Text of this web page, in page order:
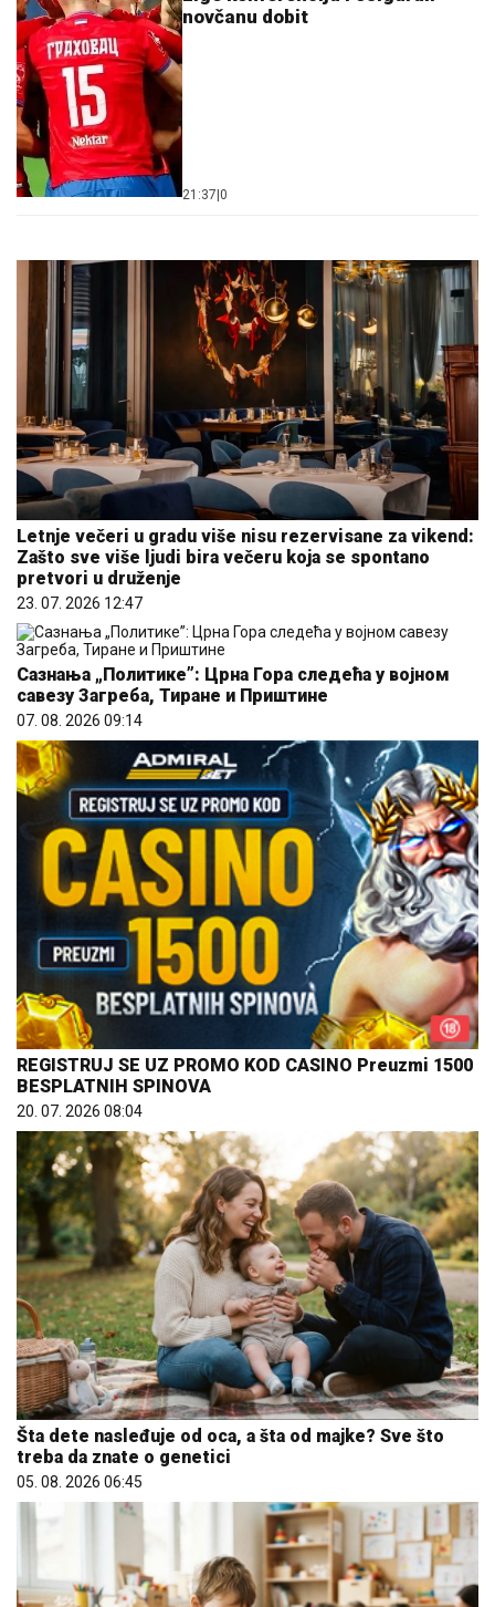
novčanu dobit
21:37 0
Letnje večeri u gradu više nisu rezervisane za vikend:
Zašto sve više ljudi bira večeru koja se spontano
pretvori u druženje
23. 07. 2026 12:47
Сазнања „Политике”: Црна Гора следећа у војном
савезу Загреба, Тиране и Приштине
07. 08. 2026 09:14
REGISTRUJ SE UZ PROMO KOD CASINO Preuzmi 1500
BESPLATNIH SPINOVA
20. 07. 2026 08:04
Šta dete nasleđuje od oca, a šta od majke? Sve što
treba da znate o genetici
05. 08. 2026 06:45